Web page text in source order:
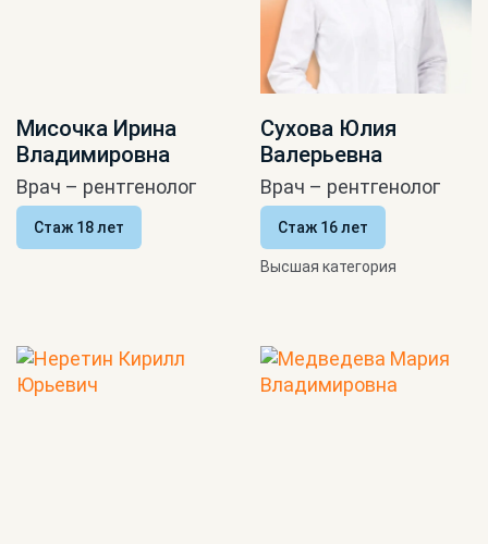
Мисочка Ирина
Владимировна
Врач – рентгенолог
Стаж 18 лет
Сухова Юлия
Валерьевна
Врач – рентгенолог
Стаж 16 лет
Высшая категория